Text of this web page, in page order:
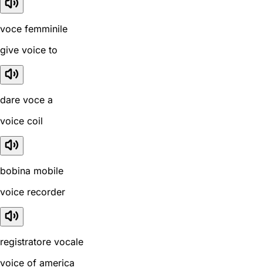
voce femminile
give voice to
dare voce a
voice coil
bobina mobile
voice recorder
registratore vocale
voice of america